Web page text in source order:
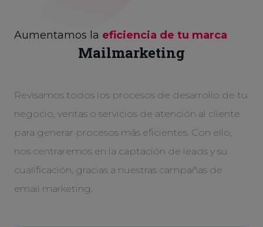
Aumentamos la eficiencia de tu marca
Mailmarketing
Revisamos todos los procesos de desarrollo de tu
negocio, ventas o servicios de atención al cliente
para generar procesos más eficientes. Con ello,
nos centraremos en la captación de leads y su
cualificación, gracias a nuestras campañas de
email marketing.